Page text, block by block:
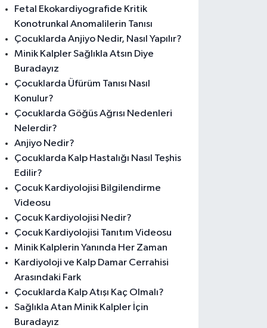
Fetal Ekokardiyografide Kritik
Konotrunkal Anomalilerin Tanısı
Çocuklarda Anjiyo Nedir, Nasıl Yapılır?
Minik Kalpler Sağlıkla Atsın Diye
Buradayız
Çocuklarda Üfürüm Tanısı Nasıl
Konulur?
Çocuklarda Göğüs Ağrısı Nedenleri
Nelerdir?
Anjiyo Nedir?
Çocuklarda Kalp Hastalığı Nasıl Teşhis
Edilir?
Çocuk Kardiyolojisi Bilgilendirme
Videosu
Çocuk Kardiyolojisi Nedir?
Çocuk Kardiyolojisi Tanıtım Videosu
Minik Kalplerin Yanında Her Zaman
Kardiyoloji ve Kalp Damar Cerrahisi
Arasındaki Fark
Çocuklarda Kalp Atışı Kaç Olmalı?
Sağlıkla Atan Minik Kalpler İçin
Buradayız